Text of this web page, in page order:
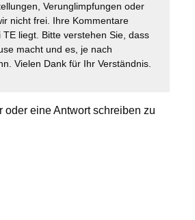
Verunglimpfungen oder
nicht frei. Ihre Kommentare
liegt. Bitte verstehen Sie, dass
macht und es, je nach
Vielen Dank für Ihr Verständnis.
eine Antwort schreiben zu